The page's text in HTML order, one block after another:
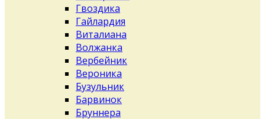
Гвоздика
Гайлардия
Виталиана
Волжанка
Вербейник
Вероника
Бузульник
Барвинок
Бруннера